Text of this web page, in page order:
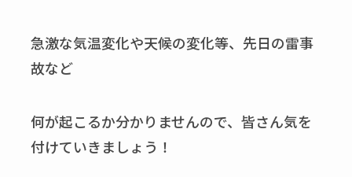
急激な気温変化や天候の変化等、先日の雷事
故など
何が起こるか分かりませんので、皆さん気を
付けていきましょう！